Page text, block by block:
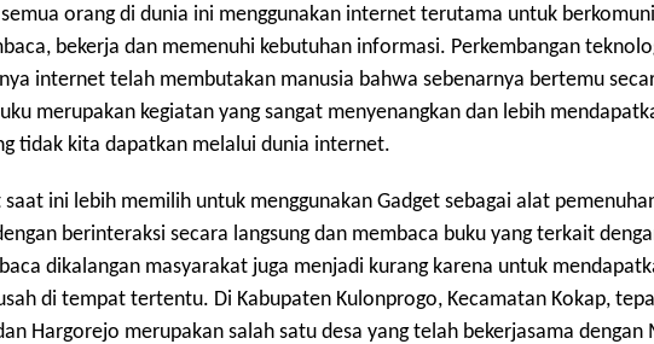
orang di dunia ini menggunakan internet terutama untuk
bekerja dan memenuhi kebutuhan informasi. Perkembangan
internet telah membutakan manusia bahwa sebenarnya bertemu
merupakan kegiatan yang sangat menyenangkan dan lebih
tidak kita dapatkan melalui dunia internet.
saat ini lebih memilih untuk menggunakan Gadget sebagai alat
berinteraksi secara langsung dan membaca buku yang terkait
dikalangan masyarakat juga menjadi kurang karena untuk
di tempat tertentu. Di Kabupaten Kulonprogo, Kecamatan Kokap,
Hargorejo merupakan salah satu desa yang telah bekerjasama dengan